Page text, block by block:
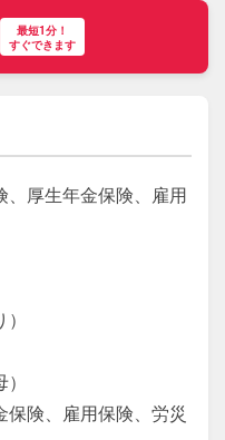
最短1分！
すぐできます
厚生年金保険、雇用
険、雇用保険、労災